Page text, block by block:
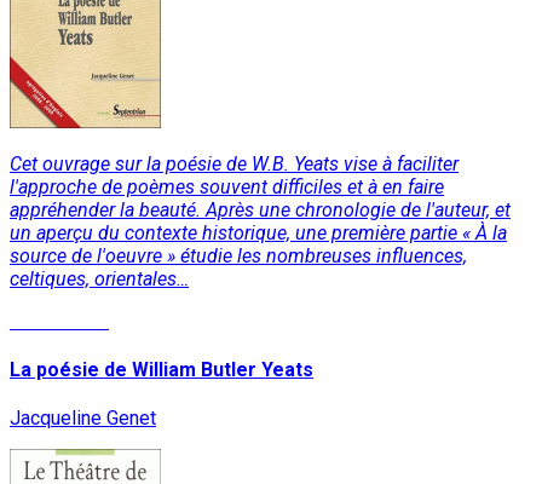
Cet ouvrage sur la poésie de W.B. Yeats vise à faciliter
l'approche de poèmes souvent difficiles et à en faire
appréhender la beauté. Après une chronologie de l'auteur, et
un aperçu du contexte historique, une première partie « À la
source de l'oeuvre » étudie les nombreuses influences,
celtiques, orientales…
La poésie de William Butler Yeats
Jacqueline Genet